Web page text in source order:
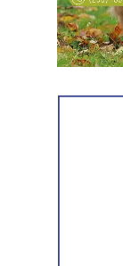
camiones
el ritmo de
Por otra parte,
sectores más